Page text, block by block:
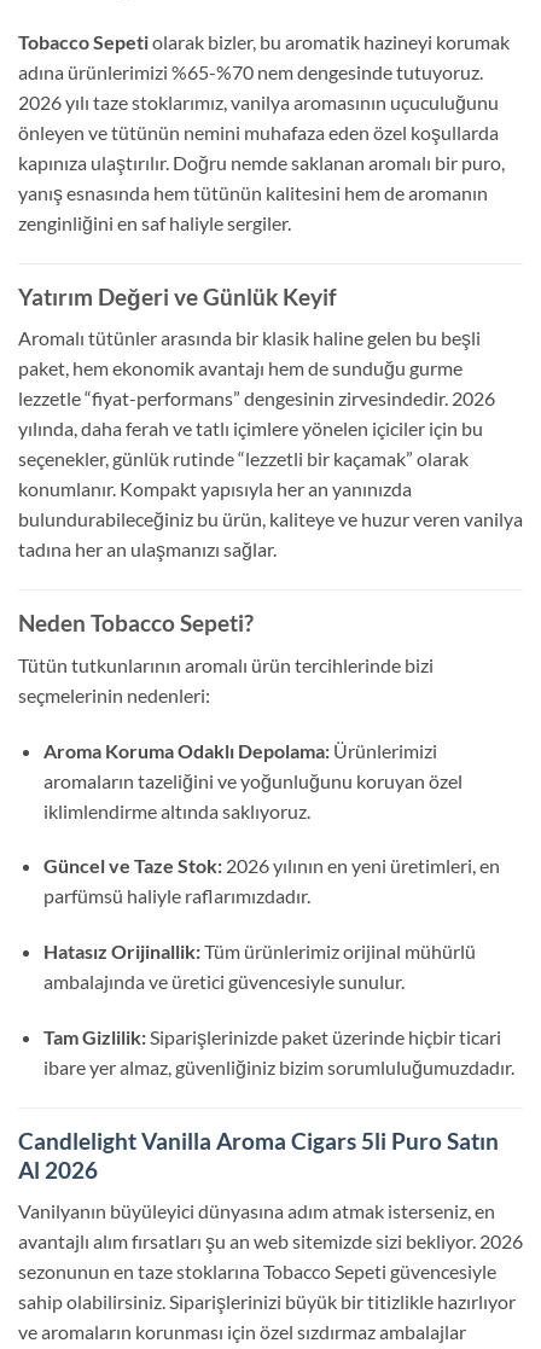
Tobacco Sepetiolarak bizler, bu aromatik hazineyi korumak
adına ürünlerimizi %65-%70 nem dengesinde tutuyoruz.
2026 yılı taze stoklarımız, vanilya aromasının uçuculuğunu
önleyen ve tütünün nemini muhafaza eden özel koşullarda
kapınıza ulaştırılır. Doğru nemde saklanan aromalı bir puro,
yanış esnasında hem tütünün kalitesini hem de aromanın
zenginliğini en saf haliyle sergiler.
Yatırım Değeri ve Günlük Keyif
Aromalı tütünler arasında bir klasik haline gelen bu beşli
paket, hem ekonomik avantajı hem de sunduğu gurme
lezzetle “fiyat-performans” dengesinin zirvesindedir. 2026
yılında, daha ferah ve tatlı içimlere yönelen içiciler için bu
seçenekler, günlük rutinde “lezzetli bir kaçamak” olarak
konumlanır. Kompakt yapısıyla her an yanınızda
bulundurabileceğiniz bu ürün, kaliteye ve huzur veren vanilya
tadına her an ulaşmanızı sağlar.
Neden Tobacco Sepeti?
Tütün tutkunlarının aromalı ürün tercihlerinde bizi
seçmelerinin nedenleri:
Aroma Koruma Odaklı Depolama:Ürünlerimizi
aromaların tazeliğini ve yoğunluğunu koruyan özel
iklimlendirme altında saklıyoruz.
Güncel ve Taze Stok:2026 yılının en yeni üretimleri, en
parfümsü haliyle raflarımızdadır.
Hatasız Orijinallik:Tüm ürünlerimiz orijinal mühürlü
ambalajında ve üretici güvencesiyle sunulur.
Tam Gizlilik:Siparişlerinizde paket üzerinde hiçbir ticari
ibare yer almaz, güvenliğiniz bizim sorumluluğumuzdadır.
Candlelight Vanilla Aroma Cigars 5li Puro Satın
Al 2026
Vanilyanın büyüleyici dünyasına adım atmak isterseniz, en
avantajlı alım fırsatları şu an web sitemizde sizi bekliyor. 2026
sezonunun en taze stoklarına Tobacco Sepeti güvencesiyle
sahip olabilirsiniz. Siparişlerinizi büyük bir titizlikle hazırlıyor
ve aromaların korunması için özel sızdırmaz ambalajlar